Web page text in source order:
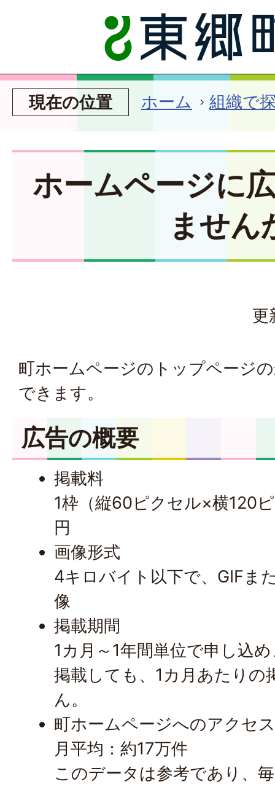
現在の位置 ホーム 組織で
ホームページに
ません
更
町ホームページのトップページ
できます。
広告の概要
掲載料
1枠（縦60ピクセル×横120
円
画像形式
4キロバイト以下で、GIFま
像
掲載期間
1カ月～1年間単位で申し込
掲載しても、1カ月あたりの
ん。
町ホームページへのアクセ
月平均：約17万件
このデータは参考であり、